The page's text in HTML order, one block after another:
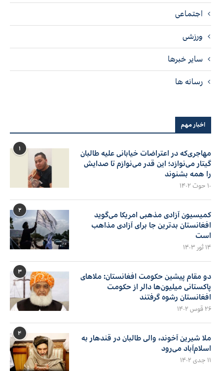
اجتماعی
ورزشی
سایر خبرها
رسانه ها
اخبار مهم
۱
مهاجری‌که در اعتراضات خیابانی علیه طالبان
گیتار می‌نوازد؛ این قدر می‌نوازم تا صدایش
را همه بشنوند
۱۰ حوت ۱۴۰۲
۲
کمیسیون آزادی مذهبی امریکا می‌گوید
افغانستان بدترین جا برای آزادی مذاهب
است
۱۴ ثور ۱۴۰۳
۳
دو مقام پیشین حکومت افغانستان: ملاهای
پاکستانی میلیون‌ها دالر از حکومت
افغانستان رشوه گرفتند
۲۶ قوس ۱۴۰۲
۴
ملا شیرین آخوند، والی طالبان در قندهار به
اسلام‌آباد می‌رود
۱۱ جدی ۱۴۰۲